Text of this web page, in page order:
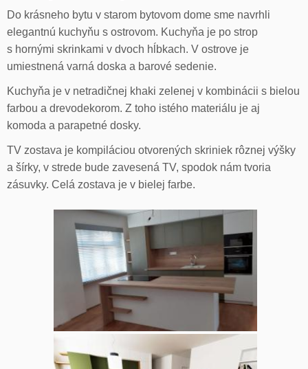
Do krásneho bytu v starom bytovom dome sme navrhli
elegantnú kuchyňu s ostrovom. Kuchyňa je po strop
s hornými skrinkami v dvoch hĺbkach. V ostrove je
umiestnená varná doska a barové sedenie.
Kuchyňa je v netradičnej khaki zelenej v kombinácii s bielou
farbou a drevodekorom. Z toho istého materiálu je aj
komoda a parapetné dosky.
TV zostava je kompiláciou otvorených skriniek rôznej výšky
a šírky, v strede bude zavesená TV, spodok nám tvoria
zásuvky. Celá zostava je v bielej farbe.